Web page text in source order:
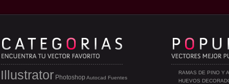
RAMAS DE PINO Y
HUEVOS
Illustrator Photoshop Autocad Fuentes